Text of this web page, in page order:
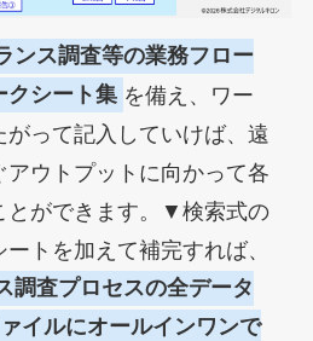
ンス調査等の業務フロー
クシート集 を備え、ワー
がって記入していけば、遠
アウトプットに向かって各
とができます。▼検索式の
トを加えて補完すれば、
調査プロセスの全データ
イルにオールインワンで